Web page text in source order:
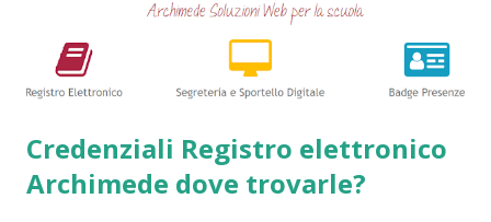
guide => Come accedere a prestiti dopo essere stati
segnalati al Crif - Prest...
Credenziali Registro elettronico
Archimede dove trovarle?